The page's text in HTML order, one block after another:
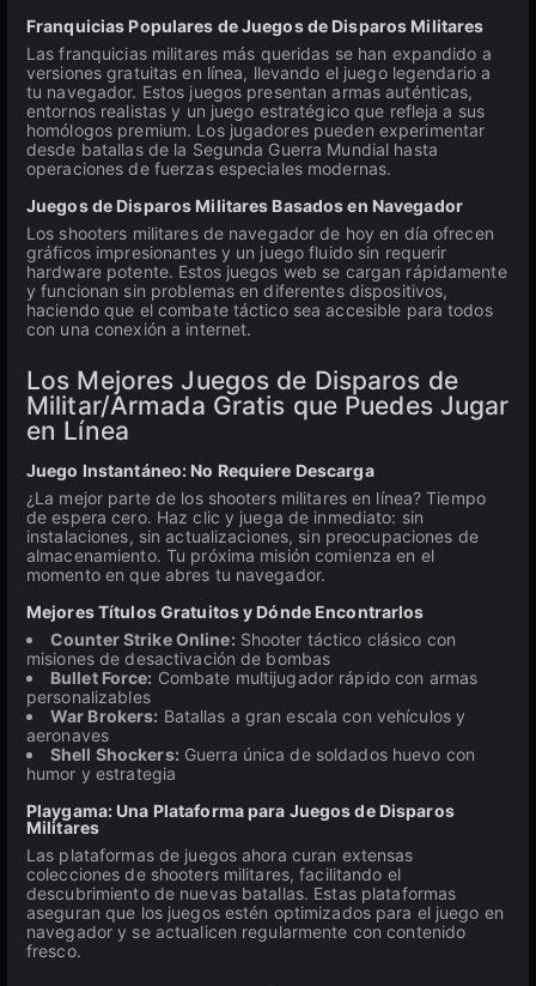
Franquicias Populares de Juegos de Disparos Militares
Las franquicias militares más queridas se han expandido a
versiones gratuitas en línea, llevando el juego legendario a
tu navegador. Estos juegos presentan armas auténticas,
entornos realistas y un juego estratégico que refleja a sus
homólogos premium. Los jugadores pueden experimentar
desde batallas de la Segunda Guerra Mundial hasta
operaciones de fuerzas especiales modernas.
Juegos de Disparos Militares Basados en Navegador
Los shooters militares de navegador de hoy en día ofrecen
gráficos impresionantes y un juego fluido sin requerir
hardware potente. Estos juegos web se cargan rápidamente
y funcionan sin problemas en diferentes dispositivos,
haciendo que el combate táctico sea accesible para todos
con una conexión a internet.
Los Mejores Juegos de Disparos de
Militar/Armada Gratis que Puedes Jugar
en Línea
Juego Instantáneo: No Requiere Descarga
¿La mejor parte de los shooters militares en línea? Tiempo
de espera cero. Haz clic y juega de inmediato: sin
instalaciones, sin actualizaciones, sin preocupaciones de
almacenamiento. Tu próxima misión comienza en el
momento en que abres tu navegador.
Mejores Títulos Gratuitos y Dónde Encontrarlos
Counter Strike Online: Shooter táctico clásico con
misiones de desactivación de bombas
Bullet Force: Combate multijugador rápido con armas
personalizables
War Brokers: Batallas a gran escala con vehículos y
aeronaves
Shell Shockers: Guerra única de soldados huevo con
humor y estrategia
Playgama: Una Plataforma para Juegos de Disparos
Militares
Las plataformas de juegos ahora curan extensas
colecciones de shooters militares, facilitando el
descubrimiento de nuevas batallas. Estas plataformas
aseguran que los juegos estén optimizados para el juego en
navegador y se actualicen regularmente con contenido
fresco.